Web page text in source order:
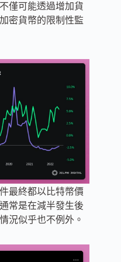
僅可能透過增加貨
密貨幣的限制性監
最終都以比特幣價
常是在減半發生後
況似乎也不例外。